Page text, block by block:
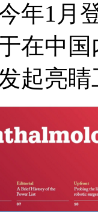
年1月
在中
起亮